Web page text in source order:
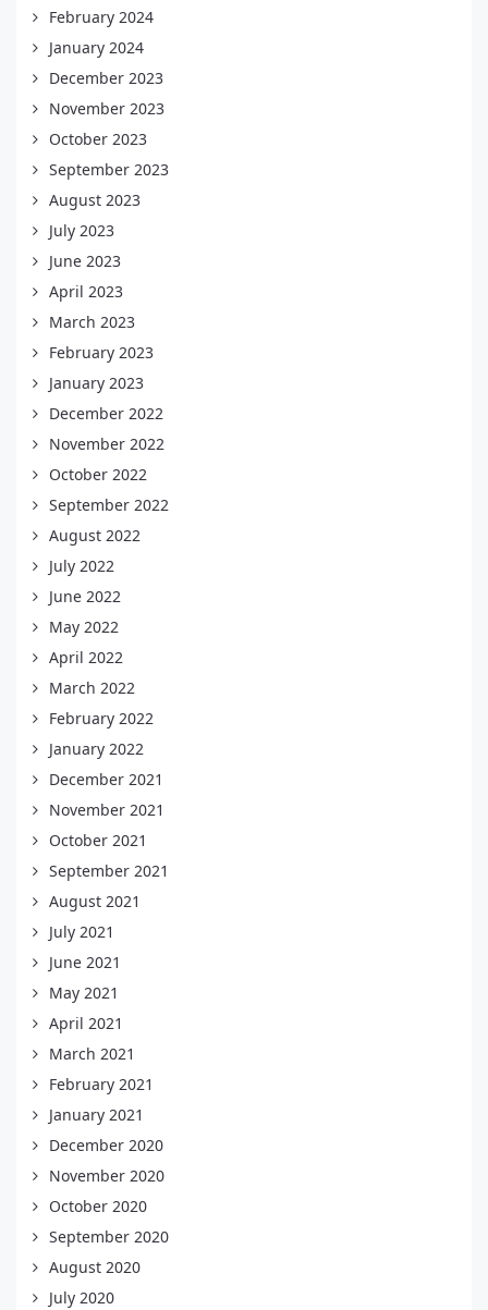
February 2024
January 2024
December 2023
November 2023
October 2023
September 2023
August 2023
July 2023
June 2023
April 2023
March 2023
February 2023
January 2023
December 2022
November 2022
October 2022
September 2022
August 2022
July 2022
June 2022
May 2022
April 2022
March 2022
February 2022
January 2022
December 2021
November 2021
October 2021
September 2021
August 2021
July 2021
June 2021
May 2021
April 2021
March 2021
February 2021
January 2021
December 2020
November 2020
October 2020
September 2020
August 2020
July 2020